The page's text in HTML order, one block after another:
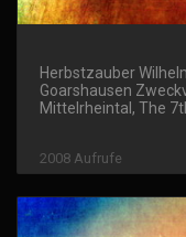
Herbstzauber
Goarshausen
Mittelrheintal, The
2008 Aufrufe